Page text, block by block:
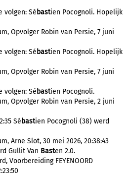
volgen: Sé bastien Pocognoli. Hopelijk
Opvolger Robin van Persie, 7 juni
volgen: Sé bastien Pocognoli. Hopelijk
Opvolger Robin van Persie, 7 juni
volgen: Sé bastien Pocognoli.
Opvolger Robin van Persie, 2 juni
Sé bastien Pocognoli (38) werd
Arne Slot, 30 mei 2026, 20:38:43
Gullit Van Basten 2.0.
Voorbereiding FEYENOORD